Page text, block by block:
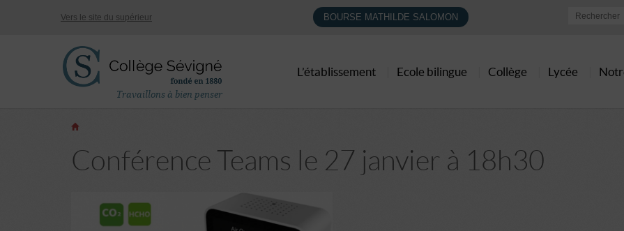
Vers le site du supérieur
Travaillons à bien penser
L’établissement Ecole bilingue Collège Lycée
BOURSE MATHILDE SALOMON
Conférence Teams le 27 janvier à 18h30